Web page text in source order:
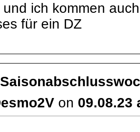
und ich kommen
für ein DZ
on 09.08.23